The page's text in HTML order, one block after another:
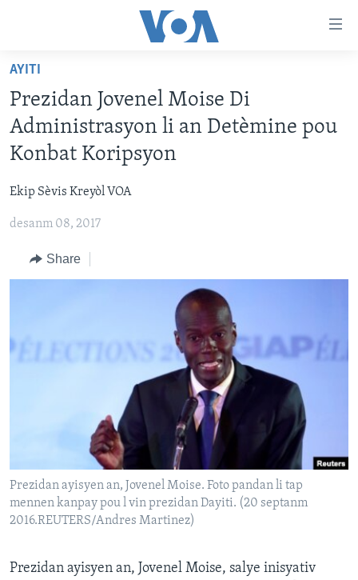
Skip
main
content
Skip
to
main
Navigation
Skip
Search
LÈZETAZINI
AMERIK LATIN
VIDEO
FLASHPOINT IKRÈN
Learning English
AYITI
Prezidan Jovenel Moise Di
Administrasyon li an Detèmine pou
Konbat Koripsyon
Ekip Sèvis Kreyòl VOA
desanm 08, 2017
Share
Prezidan ayisyen an, Jovenel Moise. Foto pandan li tap
mennen kanpay pou l vin prezidan Dayiti. (20 septanm
2016.REUTERS/Andres Martinez)
Prezidan ayisyen an, Jovenel Moise, salye inisyativ